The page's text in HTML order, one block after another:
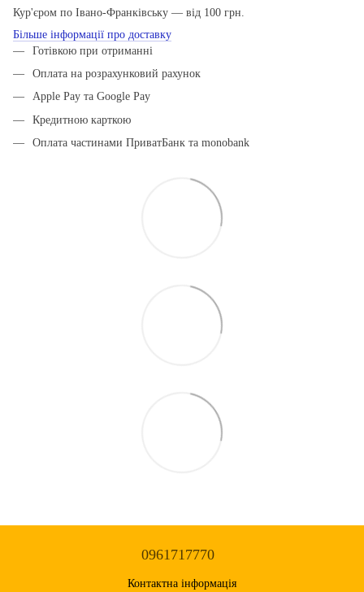
Кур'єром по Івано-Франківську — від 100 грн.
Більше інформації про доставку
Готівкою при отриманні
Оплата на розрахунковий рахунок
Apple Pay та Google Pay
Кредитною карткою
Оплата частинами ПриватБанк та monobank
0961717770
Контактна інформація